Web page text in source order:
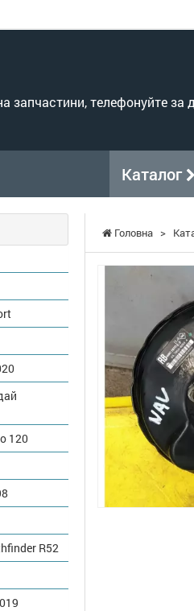
запчастини, телефонуйте
Каталог
Головна >
120
R52